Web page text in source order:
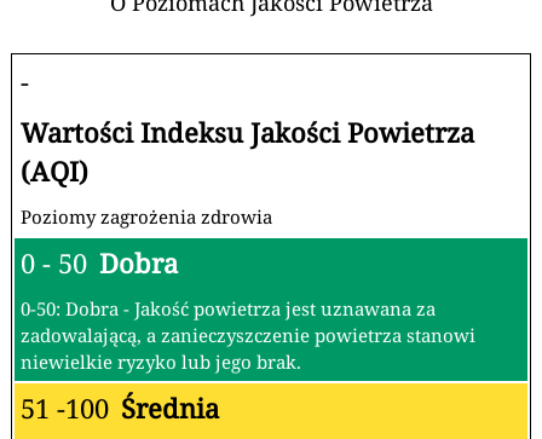
-
Wartości Indeksu Jakości Powietrza
(AQI)
Poziomy zagrożenia zdrowia
0 - 50 Dobra
0-50: Dobra - Jakość powietrza jest uznawana za
zadowalającą, a zanieczyszczenie powietrza stanowi
niewielkie ryzyko lub jego brak.
51 -100 Średnia